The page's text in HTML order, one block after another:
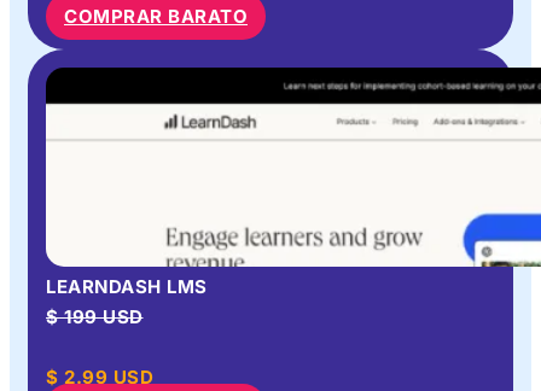
COMPRAR BARATO
LEARNDASH LMS
$ 199 USD
$ 2.99 USD